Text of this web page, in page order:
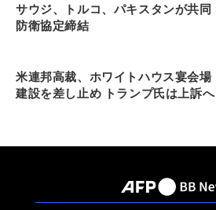
サウジ、トルコ、パキスタンが共同
防衛協定締結
米連邦高裁、ホワイトハウス宴会場
建設を差し止め トランプ氏は上訴へ